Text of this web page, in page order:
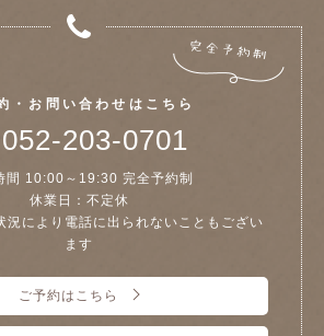
・お問い合わせはこちら
203-0701
間 10:00～19:30 完全予約制
休業日：不定休
により電話に出られないこともござい
ます
ご予約はこちら